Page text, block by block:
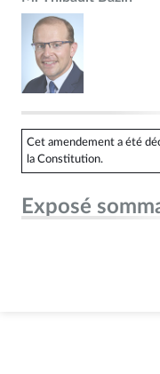
Cet amendement a été
la Constitution.
Exposé